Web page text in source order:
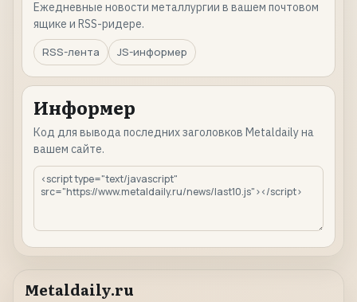
Ежедневные новости металлургии в вашем почтовом
ящике и RSS-ридере.
RSS-лента
JS-информер
Информер
Код для вывода последних заголовков Metaldaily на
вашем сайте.
Metaldaily.ru